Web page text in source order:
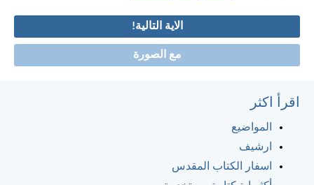
الاية التالية!
مع الصورة
اقرأ اكثر
المواضيع
ارشيف
اسفار الكتاب المقدس